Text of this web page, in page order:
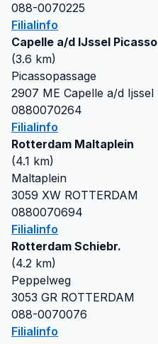
088-0070225
Filialinfo
Capelle a/d IJssel Picasso
(3.6 km)
Picassopassage
2907 ME Capelle a/d Ijssel
0880070264
Filialinfo
Rotterdam Maltaplein
(4.1 km)
Maltaplein
3059 XW ROTTERDAM
0880070694
Filialinfo
Rotterdam Schiebr.
(4.2 km)
Peppelweg
3053 GR ROTTERDAM
088-0070076
Filialinfo